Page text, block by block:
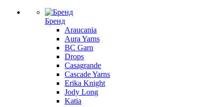
Бренд
Araucania
Aura Yarns
BC Garn
Drops
Casagrande
Cascade Yarns
Erika Knight
Jody Long
Katia